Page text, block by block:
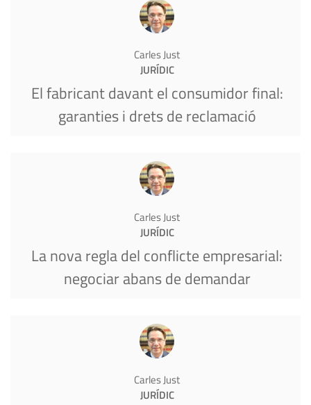
Carles Just
JURÍDIC
El fabricant davant el consumidor final:
garanties i drets de reclamació
Carles Just
JURÍDIC
La nova regla del conflicte empresarial:
negociar abans de demandar
Carles Just
JURÍDIC